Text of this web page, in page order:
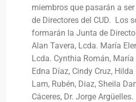
miembros que pasarán a
de Directores del CUD. Los
formarán la Junta de
Alan Tavera, Lcda. María
Lcda. Cynthia Román,
Edna Díaz, Cindy Cruz,
Lam, Rubén, Diaz, Sheila
Cáceres, Dr. Jorge Argüelles.